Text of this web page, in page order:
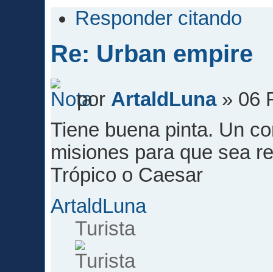
Responder citando
Re: Urban empire
por ArtaldLuna» 06
Tiene buena pinta. Un
misiones para que sea
Trópico o Caesar
ArtaldLuna
Turista